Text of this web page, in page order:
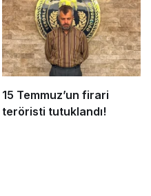
15 Temmuz’un firari
teröristi tutuklandı!